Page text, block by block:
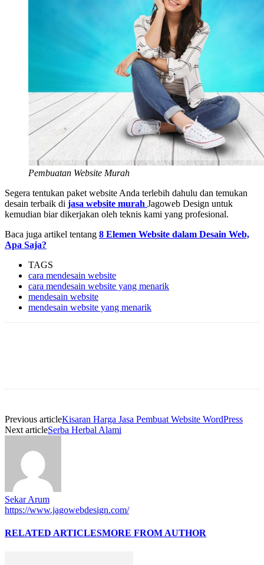
Pembuatan Website Murah
Segera tentukan paket website Anda terlebih dahulu dan temukan
desain terbaik di jasa website murah Jagoweb Design untuk
kemudian biar dikerjakan oleh teknis kami yang profesional.
Baca juga artikel tentang 8 Elemen Website dalam Desain Web,
Apa Saja?
TAGS
cara mendesain website
cara mendesain website yang menarik
mendesain website
mendesain website yang menarik
Previous articleKisaran Harga Jasa Pembuat Website WordPress
Next articleSerba Herbal Alami
Sekar Arum
https://www.jagowebdesign.com/
RELATED ARTICLESMORE FROM AUTHOR